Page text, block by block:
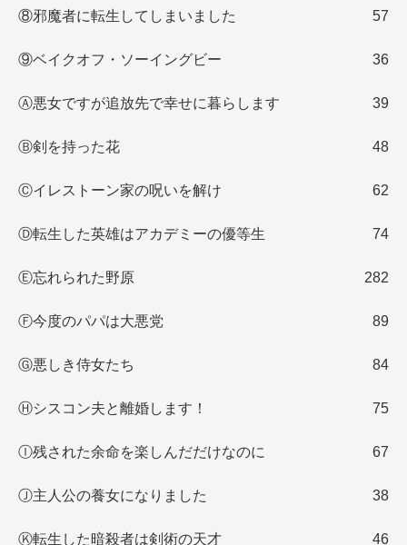
⑧邪魔者に転生してしまいました 57
⑨ベイクオフ・ソーイングビー 36
Ⓐ悪女ですが追放先で幸せに暮らします 39
Ⓑ剣を持った花 48
Ⓒイレストーン家の呪いを解け 62
Ⓓ転生した英雄はアカデミーの優等生 74
Ⓔ忘れられた野原 282
Ⓕ今度のパパは大悪党 89
Ⓖ悪しき侍女たち 84
Ⓗシスコン夫と離婚します！ 75
Ⓘ残された余命を楽しんだだけなのに 67
Ⓙ主人公の養女になりました 38
Ⓚ転生した暗殺者は剣術の天才 46